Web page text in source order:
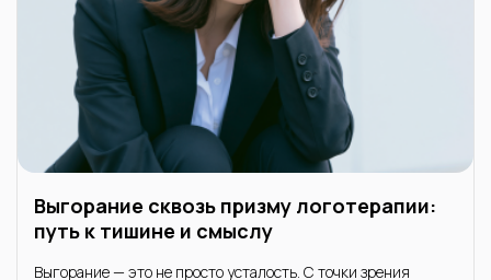
Выгорание сквозь призму логотерапии:
путь к тишине и смыслу
Выгорание — это не просто усталость. С точки зрения